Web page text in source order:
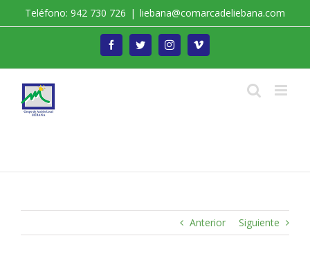
Teléfono: 942 730 726 | liebana@comarcadeliebana.com
FacebookTwitterInstagramVimeo
Anterior Siguiente